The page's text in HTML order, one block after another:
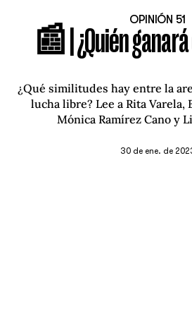
OPINIÓN 51
📰 | ¿Quién
¿Qué similitudes hay entre la
lucha libre? Lee a Rita Varela,
Mónica Ramírez Cano y
30 de ene. de